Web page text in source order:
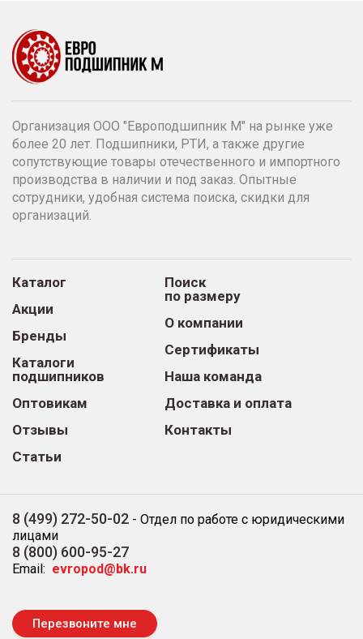
Организация ООО "Европодшипник М" на рынке уже
более 20 лет. Подшипники, РТИ, а также другие
сопутствующие товары отечественного и импортного
производства в наличии и под заказ. Опытные
сотрудники, удобная система поиска, скидки для
организаций.
Каталог
Акции
Бренды
Каталоги
подшипников
Оптовикам
Отзывы
Статьи
Поиск
по размеру
О компании
Сертификаты
Наша команда
Доставка и оплата
Контакты
8 (499) 272-50-02 - Отдел по работе с юридическими
лицами
8 (800) 600-95-27
Email: evropod@bk.ru
Перезвоните мне